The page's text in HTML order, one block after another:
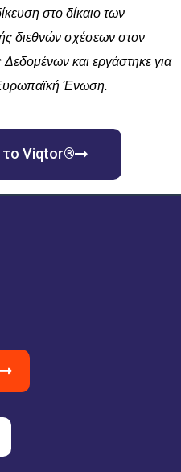
στο δίκαιο των
διεθνών σχέσεων στον
και εργάστηκε για
Ένωση.
Viqtor®